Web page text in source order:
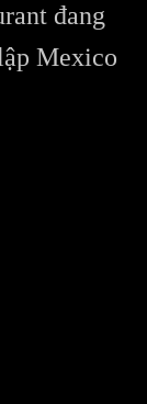
đang
Mexico